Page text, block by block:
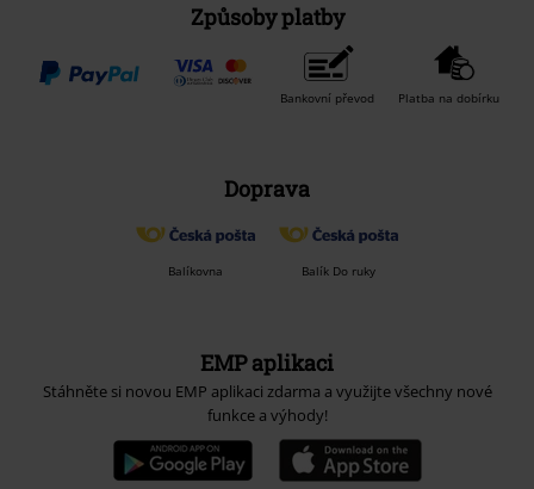
Způsoby platby
Bankovní převod Platba na dobírku
Doprava
Balíkovna Balík Do ruky
EMP aplikaci
Stáhněte si novou EMP aplikaci zdarma a využijte všechny nové
funkce a výhody!